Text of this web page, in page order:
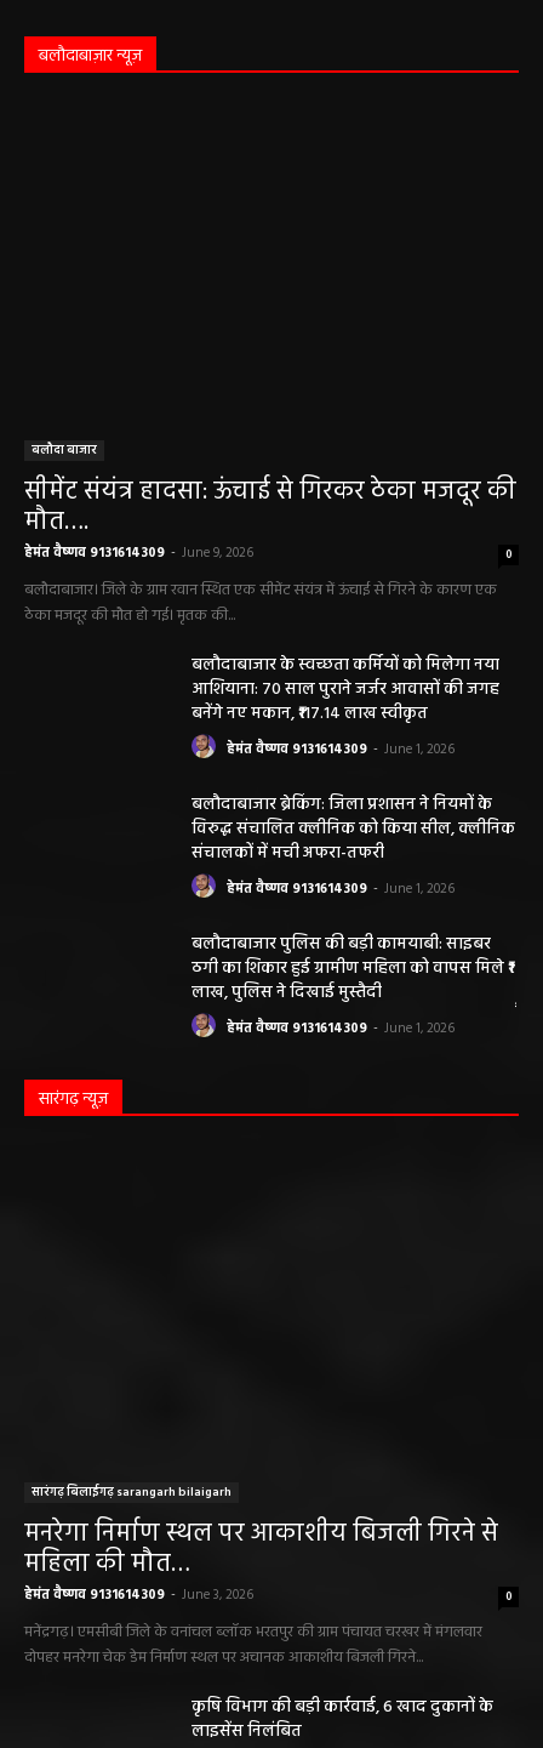
बलौदाबाज़ार न्यूज़
बलौदा बाजार
सीमेंट संयंत्र हादसा: ऊंचाई से गिरकर ठेका मजदूर की
मौत….
हेमंत वैष्णव 9131614309 - June 9, 2026 0
बलौदाबाजार। जिले के ग्राम रवान स्थित एक सीमेंट संयंत्र में ऊंचाई से गिरने के कारण एक
ठेका मजदूर की मौत हो गई। मृतक की...
बलौदाबाजार के स्वच्छता कर्मियों को मिलेगा नया
आशियाना: 70 साल पुराने जर्जर आवासों की जगह
बनेंगे नए मकान, ₹117.14 लाख स्वीकृत
हेमंत वैष्णव 9131614309 - June 1, 2026
बलौदाबाजार ब्रेकिंग: जिला प्रशासन ने नियमों के
विरुद्ध संचालित क्लीनिक को किया सील, क्लीनिक
संचालकों में मची अफरा-तफरी
हेमंत वैष्णव 9131614309 - June 1, 2026
बलौदाबाजार पुलिस की बड़ी कामयाबी: साइबर
ठगी का शिकार हुई ग्रामीण महिला को वापस मिले ₹1
लाख, पुलिस ने दिखाई मुस्तैदी
हेमंत वैष्णव 9131614309 - June 1, 2026
सारंगढ़ न्यूज़
सारंगढ़ बिलाईगढ़ sarangarh bilaigarh
मनरेगा निर्माण स्थल पर आकाशीय बिजली गिरने से
महिला की मौत…
हेमंत वैष्णव 9131614309 - June 3, 2026 0
मनेंद्रगढ़। एमसीबी जिले के वनांचल ब्लॉक भरतपुर की ग्राम पंचायत चरखर में मंगलवार
दोपहर मनरेगा चेक डेम निर्माण स्थल पर अचानक आकाशीय बिजली गिरने...
कृषि विभाग की बड़ी कार्रवाई, 6 खाद दुकानों के
लाइसेंस निलंबित